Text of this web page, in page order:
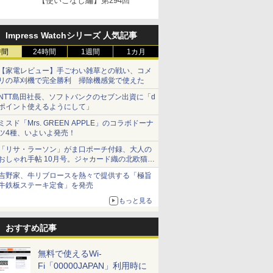
Impress Watchシリーズ 人気記事
24時間 1週間 1カ月
家電レビュー】手ごわい雑草との戦い、コメ
の草刈機で完全勝利 掃除機感覚で使えた
島田社長、ソフトバンクのセブン出資に「d
イント使えるようにして」
スド「Mrs. GREEN APPLE」のコラボドーナ
4種、いよいよ発売！
リサ・ラーソン」がま口ポーチ付録、大人の
しゃれ手帖 10月号。ジャカード織の北欧猫デ
イン
野家、牛リブロースを熱々で提供する「極旨
鉄板ステーキ定食」を発売
もっと見る
おすすめ記事
無料で使えるWi-
Fi「00000JAPAN」利用時に